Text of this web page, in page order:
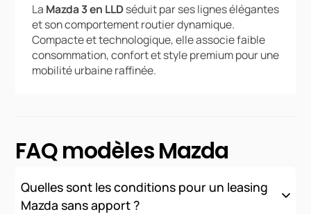
La Mazda 3 en LLDséduit par ses lignes élégantes
et son comportement routier dynamique.
Compacte et technologique, elle associe faible
consommation, confort et style premium pour une
mobilité urbaine raffinée.
FAQ modèles Mazda
Quelles sont les conditions pour un leasing
Mazda sans apport ?